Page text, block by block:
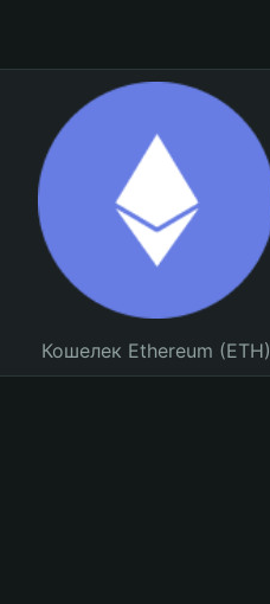
Кошелек Ethereum (ETH)